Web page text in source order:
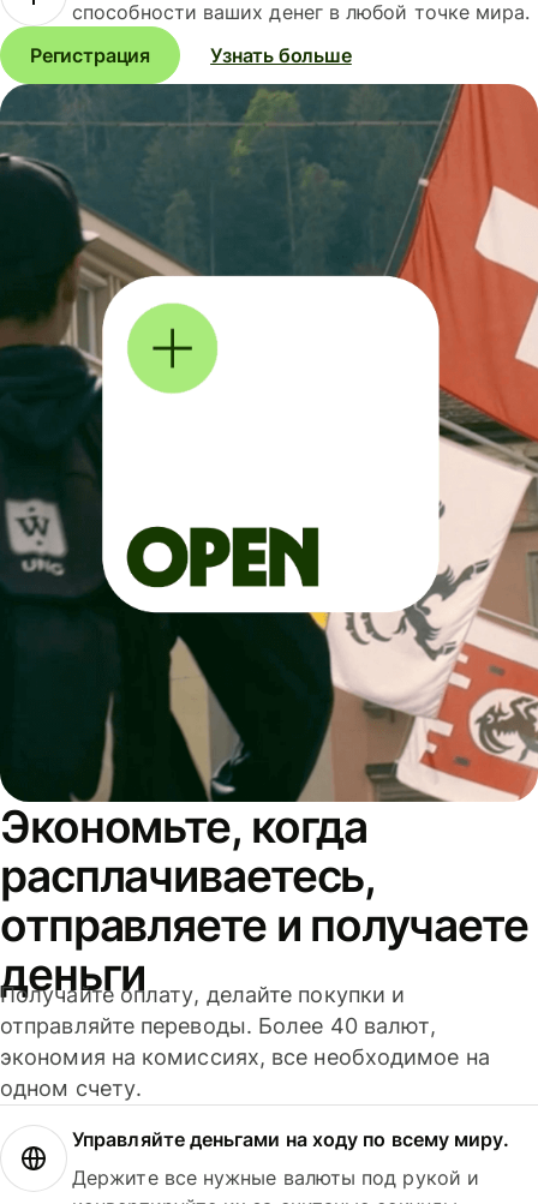
способности ваших денег в любой точке мира.
Регистрация
Узнать больше
Экономьте, когда
расплачиваетесь,
отправляете и получаете
деньги
Получайте оплату, делайте покупки и
отправляйте переводы. Более 40 валют,
экономия на комиссиях, все необходимое на
одном счету.
Управляйте деньгами на ходу по всему миру.
Держите все нужные валюты под рукой и